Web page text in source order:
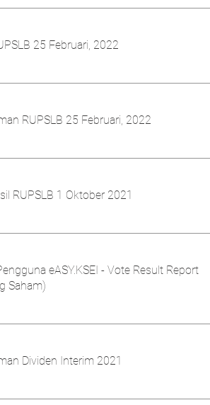
25 Februari, 2022
RUPSLB 25 Februari, 2022
RUPSLB 1 Oktober 2021
eASY.KSEI - Vote Result Report
Saham)
Dividen Interim 2021